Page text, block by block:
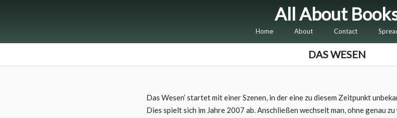
All About
Home About Contact
DAS WESEN
Das Wesen’ startet mit einer Szenen, in der eine zu diesem Zeitpunkt
Dies spielt sich im Jahre 2007 ab. Anschließen wechselt man, ohne genau